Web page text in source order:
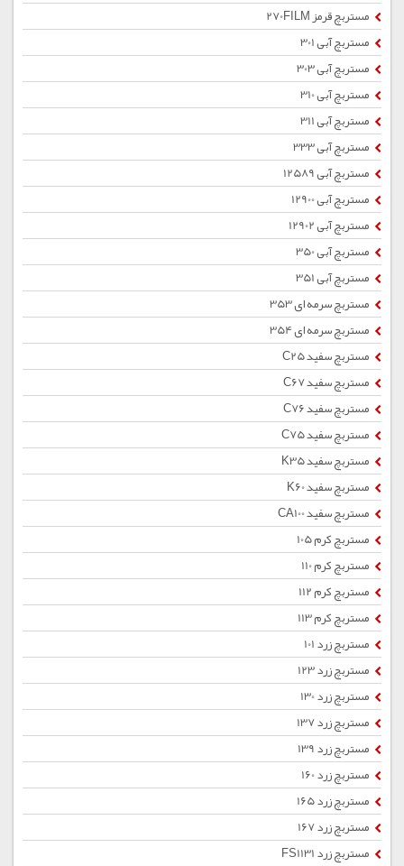
مستربچ قرمز 270FILM
مستربچ آبی 301
مستربچ آبی 303
مستربچ آبی 310
مستربچ آبی 311
مستربچ آبی 333
مستربچ آبی 12589
مستربچ آبی 12900
مستربچ آبی 12902
مستربچ آبی 350
مستربچ آبی 351
مستربچ سرمه ای 353
مستربچ سرمه ای 354
مستربچ سفید C25
مستربچ سفید C67
مستربچ سفید C76
مستربچ سفید C75
مستربچ سفید K35
مستربچ سفید K60
مستربچ سفید CA100
مستربچ کرم 105
مستربچ کرم 110
مستربچ کرم 112
مستربچ کرم 113
مستربچ زرد 101
مستربچ زرد 123
مستربچ زرد 130
مستربچ زرد 137
مستربچ زرد 139
مستربچ زرد 160
مستربچ زرد 165
مستربچ زرد 167
مستربچ زرد FS1131